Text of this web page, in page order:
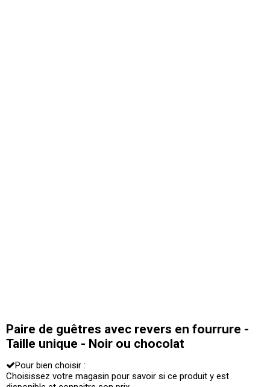
Paire de guêtres avec revers en fourrure -
Taille unique - Noir ou chocolat
Pour bien choisir :
Choisissez votre magasin pour savoir si ce produit y est